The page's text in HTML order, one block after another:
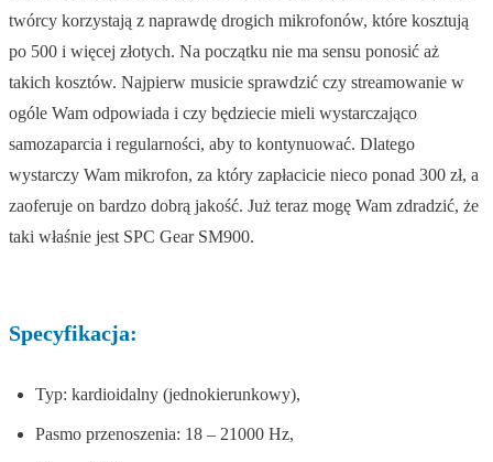
twórcy korzystają z naprawdę drogich mikrofonów, które kosztują
po 500 i więcej złotych. Na początku nie ma sensu ponosić aż
takich kosztów. Najpierw musicie sprawdzić czy streamowanie w
ogóle Wam odpowiada i czy będziecie mieli wystarczająco
samozaparcia i regularności, aby to kontynuować. Dlatego
wystarczy Wam mikrofon, za który zapłacicie nieco ponad 300 zł, a
zaoferuje on bardzo dobrą jakość. Już teraz mogę Wam zdradzić, że
taki właśnie jest SPC Gear SM900.
Specyfikacja:
Typ: kardioidalny (jednokierunkowy),
Pasmo przenoszenia: 18 – 21000 Hz,